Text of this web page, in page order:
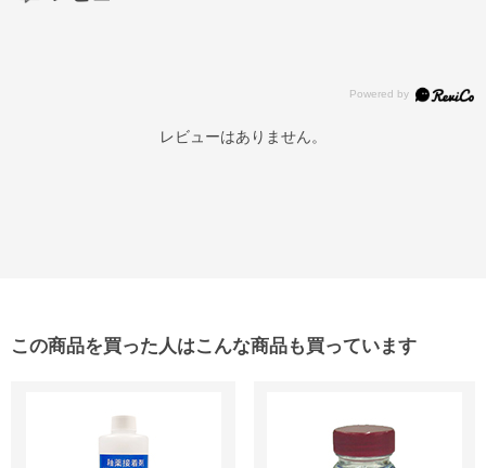
レビューはありません。
この商品を買った人はこんな商品も買っています